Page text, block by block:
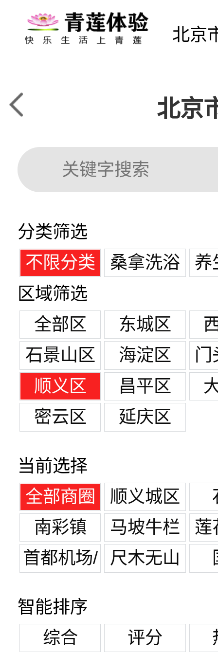
北京
北京
分类筛选
不限分类
桑拿洗浴
养
区域筛选
全部区
东城区
石景山区
海淀区
门
顺义区
昌平区
密云区
延庆区
当前选择
全部商圈
顺义城区
南彩镇
马坡牛栏
山镇
莲
首都机场/
尺木无山
智能排序
综合
评分